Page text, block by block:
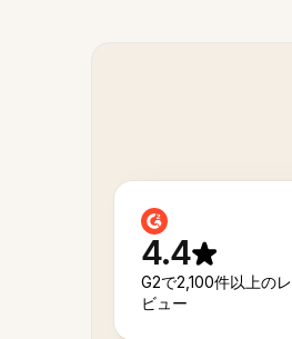
4.4
G2で2,100件以上のレ
ビュー